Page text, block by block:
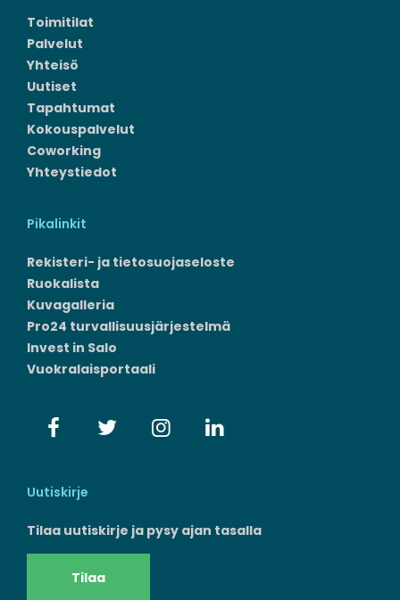
Toimitilat
Palvelut
Yhteisö
Uutiset
Tapahtumat
Kokouspalvelut
Coworking
Yhteystiedot
Pikalinkit
Rekisteri- ja tietosuojaseloste
Ruokalista
Kuvagalleria
Pro24 turvallisuusjärjestelmä
Invest in Salo
Vuokralaisportaali
Uutiskirje
Tilaa uutiskirje ja pysy ajan tasalla
Tilaa